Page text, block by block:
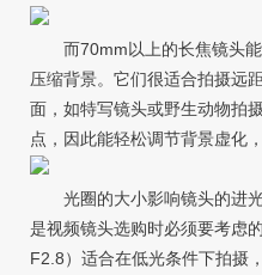
而70mm以上的长焦镜头能
压缩背景。它们很适合拍摄远
面，如特写镜头或野生动物拍
点，因此能轻松调节背景虚化
光圈的大小影响镜头的进光
是视频镜头选购时必须要考虑
F2.8）适合在低光条件下拍摄